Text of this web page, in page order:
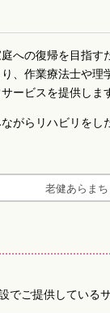
への復帰を目指す
、作業療法士や理
ービスを提供しま
がらリハビリを
老健あらまち
でご提供している